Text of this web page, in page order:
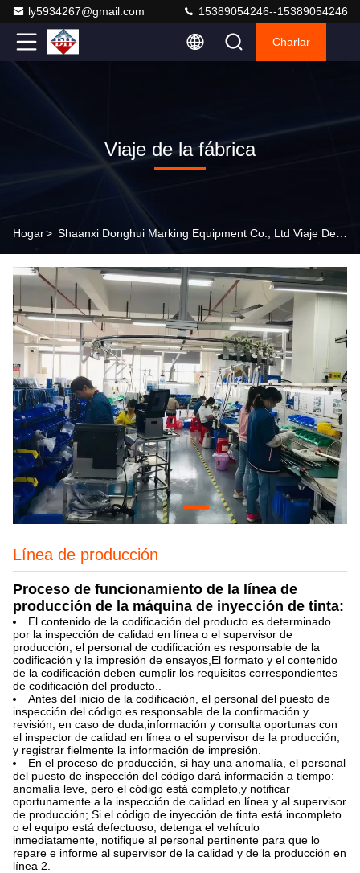
ly5934267@gmail.com 15389054246--15389054246
Charlar
Viaje de la fábrica
Hogar>
Línea de producción
Proceso de funcionamiento de la línea de
producción de la máquina de inyección de tinta:
El contenido de la codificación del producto es determinado
por la inspección de calidad en línea o el supervisor de
producción, el personal de codificación es responsable de la
codificación y la impresión de ensayos,El formato y el contenido
de la codificación deben cumplir los requisitos correspondientes
de codificación del producto..
Antes del inicio de la codificación, el personal del puesto de
inspección del código es responsable de la confirmación y
revisión, en caso de duda,información y consulta oportunas con
el inspector de calidad en línea o el supervisor de la producción,
y registrar fielmente la información de impresión.
En el proceso de producción, si hay una anomalía, el personal
del puesto de inspección del código dará información a tiempo:
anomalía leve, pero el código está completo,y notificar
oportunamente a la inspección de calidad en línea y al supervisor
de producción; Si el código de inyección de tinta está incompleto
o el equipo está defectuoso, detenga el vehículo
inmediatamente, notifique al personal pertinente para que lo
repare e informe al supervisor de la calidad y de la producción en
línea 2.